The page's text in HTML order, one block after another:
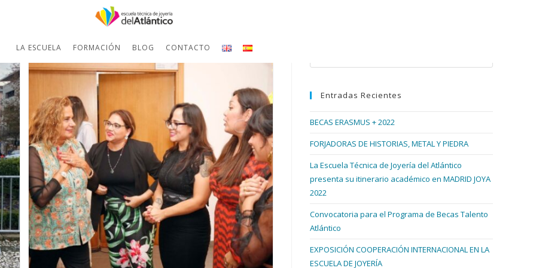
LA ESCUELA FORMACIÓN BLOG CONTACTO
Escape
Entradas Recientes
BECAS ERASMUS + 2022
FORJADORAS DE HISTORIAS, METAL Y PIEDRA
La Escuela Técnica de Joyería del Atlántico
presenta su itinerario académico en MADRID JOYA
2022
Convocatoria para el Programa de Becas Talento
Atlántico
EXPOSICIÓN COOPERACIÓN INTERNACIONAL EN LA
ESCUELA DE JOYERÍA